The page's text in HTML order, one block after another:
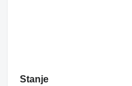
Stanje